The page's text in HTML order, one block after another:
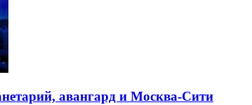
авангард и Москва-Сити